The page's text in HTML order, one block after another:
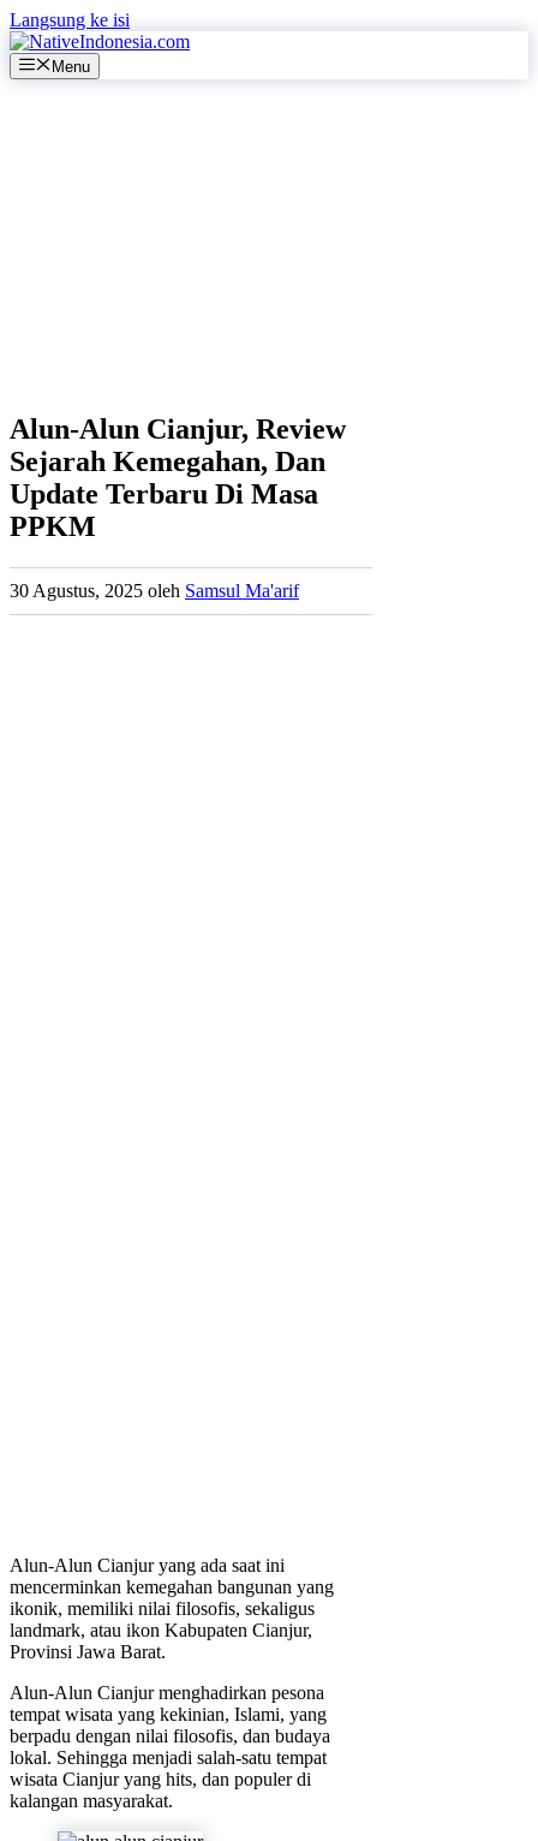
Langsung ke isi
Menu
Alun-Alun Cianjur, Review
Sejarah Kemegahan, Dan
Update Terbaru Di Masa
PPKM
30 Agustus, 2025 oleh Samsul Ma'arif
Alun-Alun Cianjur yang ada saat ini
mencerminkan kemegahan bangunan yang
ikonik, memiliki nilai filosofis, sekaligus
landmark, atau ikon Kabupaten Cianjur,
Provinsi Jawa Barat.
Alun-Alun Cianjur menghadirkan pesona
tempat wisata yang kekinian, Islami, yang
berpadu dengan nilai filosofis, dan budaya
lokal. Sehingga menjadi salah-satu tempat
wisata Cianjur yang hits, dan populer di
kalangan masyarakat.